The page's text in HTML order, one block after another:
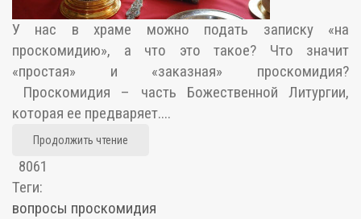
У нас в храме можно подать записку «на
проскомидию», а что это такое? Что значит
«простая» и «заказная» проскомидия?
Проскомидия – часть Божественной Литургии,
которая ее предваряет....
Продолжить чтение
8061
Теги:
вопросы проскомидия